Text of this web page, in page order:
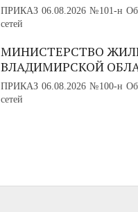
ПРИКАЗ 06.08.2026 №101-н Об
сетей
МИНИСТЕРСТВО
ВЛАДИМИРСКОЙ
ПРИКАЗ 06.08.2026 №100-н Об
сетей